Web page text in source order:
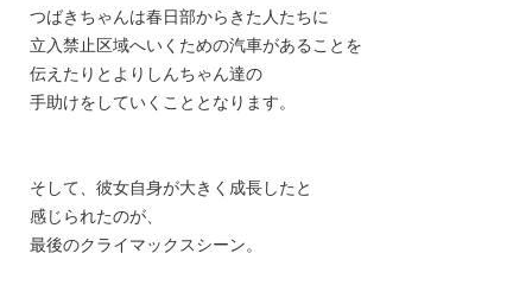
つばき ちゃんは春日部からきた人たちに
立入禁止区域へいくための汽車があることを
伝えたりとよりしんちゃん達の
手助けをしていくこととなります。
そして、彼女自身が大きく成長したと
感じられたのが、
最後のクライマックスシーン。